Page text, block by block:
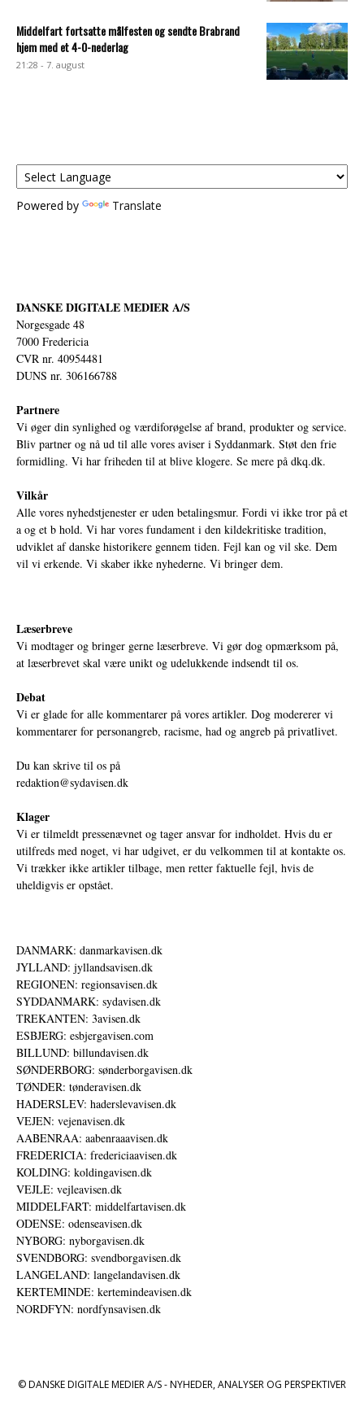
Middelfart fortsatte målfesten og sendte Brabrand
hjem med et 4-0-nederlag
21:28 - 7. august
Powered by Translate
DANSKE DIGITALE MEDIER A/S
Norgesgade 48
7000 Fredericia
CVR nr. 40954481
DUNS nr. 306166788
Partnere
Vi øger din synlighed og værdiforøgelse af brand, produkter og service.
Bliv partner og nå ud til alle vores aviser i Syddanmark. Støt den frie
formidling. Vi har friheden til at blive klogere. Se mere på dkq.dk.
Vilkår
Alle vores nyhedstjenester er uden betalingsmur. Fordi vi ikke tror på et
a og et b hold. Vi har vores fundament i den kildekritiske tradition,
udviklet af danske historikere gennem tiden. Fejl kan og vil ske. Dem
vil vi erkende. Vi skaber ikke nyhederne. Vi bringer dem.
Læserbreve
Vi modtager og bringer gerne læserbreve. Vi gør dog opmærksom på,
at læserbrevet skal være unikt og udelukkende indsendt til os.
Debat
Vi er glade for alle kommentarer på vores artikler. Dog modererer vi
kommentarer for personangreb, racisme, had og angreb på privatlivet.
Du kan skrive til os på
redaktion@sydavisen.dk
Klager
Vi er tilmeldt pressenævnet og tager ansvar for indholdet. Hvis du er
utilfreds med noget, vi har udgivet, er du velkommen til at kontakte os.
Vi trækker ikke artikler tilbage, men retter faktuelle fejl, hvis de
uheldigvis er opstået.
DANMARK: danmarkavisen.dk
JYLLAND: jyllandsavisen.dk
REGIONEN: regionsavisen.dk
SYDDANMARK: sydavisen.dk
TREKANTEN: 3avisen.dk
ESBJERG: esbjergavisen.com
BILLUND: billundavisen.dk
SØNDERBORG: sønderborgavisen.dk
TØNDER: tønderavisen.dk
HADERSLEV: haderslevavisen.dk
VEJEN: vejenavisen.dk
AABENRAA: aabenraaavisen.dk
FREDERICIA: fredericiaavisen.dk
KOLDING: koldingavisen.dk
VEJLE: vejleavisen.dk
MIDDELFART: middelfartavisen.dk
ODENSE: odenseavisen.dk
NYBORG: nyborgavisen.dk
SVENDBORG: svendborgavisen.dk
LANGELAND: langelandavisen.dk
KERTEMINDE: kertemindeavisen.dk
NORDFYN: nordfynsavisen.dk
© DANSKE DIGITALE MEDIER A/S - NYHEDER, ANALYSER OG PERSPEKTIVER